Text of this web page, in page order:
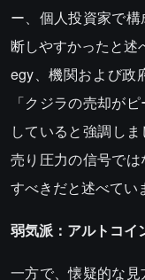
ー、個人投資家で
断しやすかったと述
egy、機関および政
「クジラの売却が
していると強調し
売り圧力の信号で
すべきだと述べてい
弱気派：アルトコイ
一方で、懐疑的な